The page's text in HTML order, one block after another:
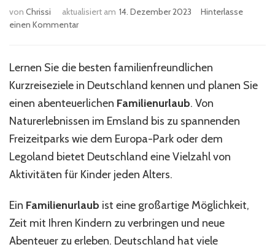
von Chrissi aktualisiert am 14. Dezember 2023
Hinterlasse
einen Kommentarzu
mit
in
Deutschland
Lernen Sie die besten familienfreundlichen
Kurzreiseziele in Deutschland kennen und planen Sie
einen abenteuerlichen Familienurlaub. Von
Naturerlebnissen im Emsland bis zu spannenden
Freizeitparks wie dem Europa-Park oder dem
Legoland bietet Deutschland eine Vielzahl von
Aktivitäten für Kinder jeden Alters.
Ein Familienurlaub ist eine großartige Möglichkeit,
Zeit mit Ihren Kindern zu verbringen und neue
Abenteuer zu erleben. Deutschland hat viele